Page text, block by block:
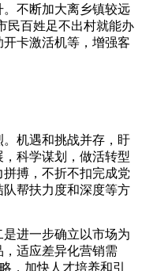
不断加大离乡镇较远
民百姓足不出村就能办
卡激活机等，增强客
机遇和挑战并存，盱
科学谋划，做活转型
搏，不折不扣完成党
帮扶力度和深度等方
进一步确立以市场为
适应差异化营销需
，加快人才培养和引